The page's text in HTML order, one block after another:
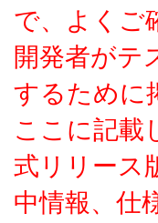
で、よくご
開発者がテ
するために
ここに記載
式リリース
中情報、仕